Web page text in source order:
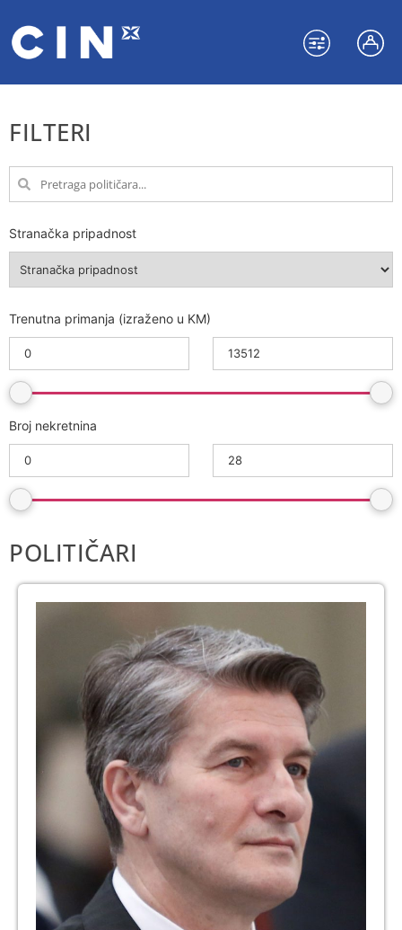
FILTERI
Stranačka pripadnost
Trenutna primanja (izraženo u KM)
Broj nekretnina
POLITIČARI